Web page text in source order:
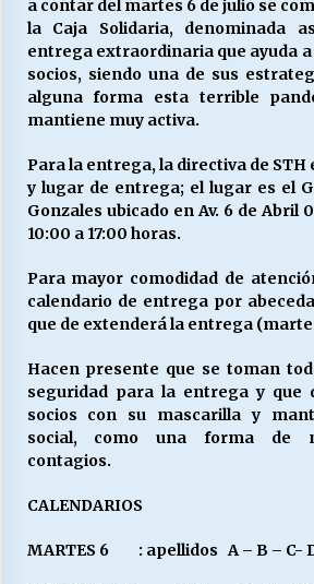
Releyendo la Rerum
cuestión social hoy”.
16/05/2026
Nuestras Almas)
30/04/2026
18/04/2026
06/04/2026
a contar del martes 6 de julio se
la Caja Solidaria, denominada
entrega extraordinaria que ayuda a
socios, siendo una de sus
alguna forma esta terrible
mantiene muy activa.
Para la entrega, la directiva de
y lugar de entrega; el lugar es el
Gonzales ubicado en Av. 6 de Abril
10:00 a 17:00 horas.
Para mayor comodidad de
calendario de entrega por
que de extenderá la entrega
Hacen presente que se toman
seguridad para la entrega y que
socios con su mascarilla y
social, como una forma de
contagios.
CALENDARIOS
MARTES 6 : apellidos A – B – C-